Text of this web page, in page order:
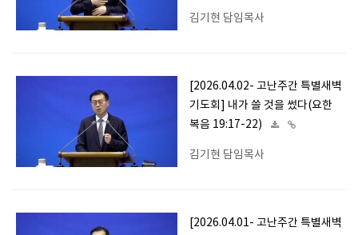
김기현 담임목사
[2026.04.02- 고난주간 특별새벽
기도회] 내가 쓸 것을 썼다(요한
복음 19:17-22)
김기현 담임목사
[2026.04.01- 고난주간 특별새벽